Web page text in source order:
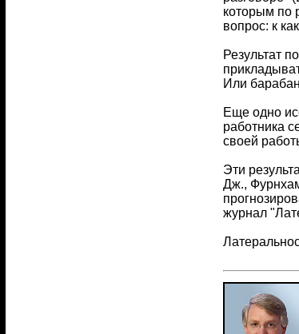
которым по
вопрос: к
Результат
Или
Еще одно
работника
своей
Эти
Дж.,
журнал